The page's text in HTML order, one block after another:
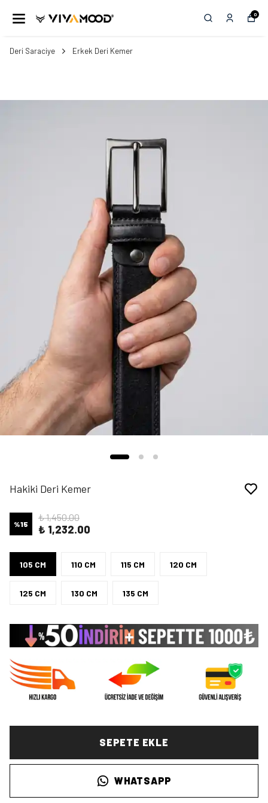
0
Deri Saraciye Erkek Deri Kemer
Hakiki Deri Kemer
%15
₺ 1,450.00
₺ 1,232.00
105 CM 110 CM 115 CM 120 CM
125 CM 130 CM 135 CM
SEPETE EKLE
WHATSAPP